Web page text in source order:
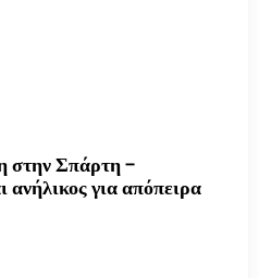
στην Σπάρτη –
ανήλικος για απόπειρα